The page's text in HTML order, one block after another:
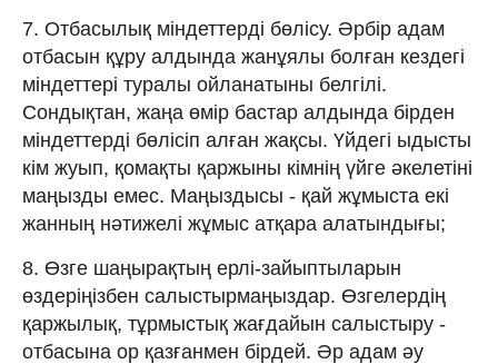
7. Отбасылық міндеттерді бөлісу. Әрбір адам
отбасын құру алдында жанұялы болған кездегі
міндеттері туралы ойланатыны белгілі.
Сондықтан, жаңа өмір бастар алдында бірден
міндеттерді бөлісіп алған жақсы. Үйдегі ыдысты
кім жуып, қомақты қаржыны кімнің үйге әкелетіні
маңызды емес. Маңыздысы - қай жұмыста екі
жанның нәтижелі жұмыс атқара алатындығы;
8. Өзге шаңырақтың ерлі-зайыптыларын
өздеріңізбен салыстырмаңыздар. Өзгелердің
қаржылық, тұрмыстық жағдайын салыстыру -
отбасына ор қазғанмен бірдей. Әр адам әу